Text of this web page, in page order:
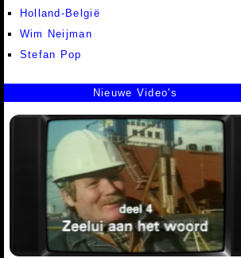
Holland-België
Wim Neijman
Stefan Pop
Nieuwe Video's